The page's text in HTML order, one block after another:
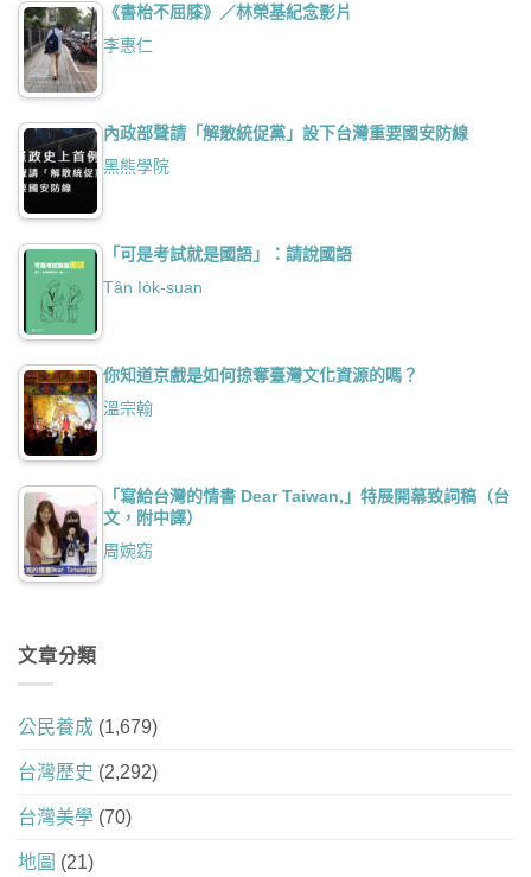
《書枱不屈膝》／林榮基紀念影片
李惠仁
內政部聲請「解散統促黨」設下台灣重要國安防線
黑熊學院
「可是考試就是國語」：請說國語
Tân Io̍k-suan
你知道京戲是如何掠奪臺灣文化資源的嗎？
溫宗翰
「寫給台灣的情書 Dear Taiwan,」特展開幕致詞稿（台
文，附中譯）
周婉窈
文章分類
公民養成 (1,679)
台灣歷史 (2,292)
台灣美學 (70)
地圖 (21)